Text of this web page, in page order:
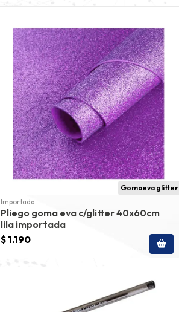
Gomaeva glitter
Importada
Pliego goma eva c/glitter 40x60cm
lila importada
$ 1.190